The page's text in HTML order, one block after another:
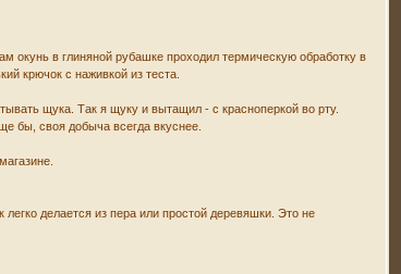
окунь в глиняной рубашке проходил термическую обработку в
крючок с наживкой из теста.
щука. Так я щуку и вытащил - с красноперкой во рту.
бы, своя добыча всегда вкуснее.
делается из пера или простой деревяшки. Это не